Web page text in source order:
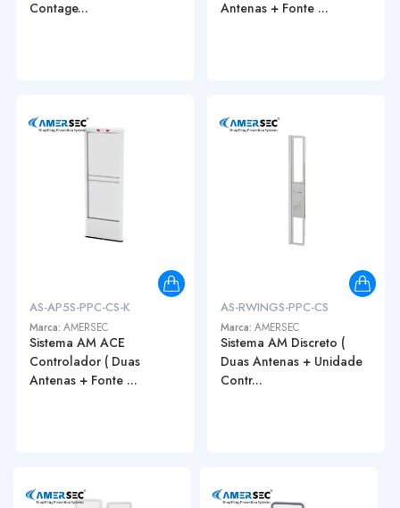
Contage... Antenas + Fonte ...
AS-AP5S-PPC-CS-K
Marca: AMERSEC
Sistema AM ACE
Controlador ( Duas
Antenas + Fonte ...
AS-RWINGS-PPC-CS
Marca: AMERSEC
Sistema AM Discreto (
Duas Antenas + Unidade
Contr...